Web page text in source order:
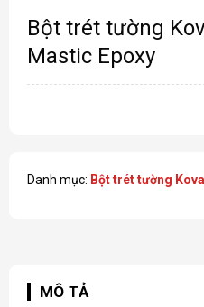
Bột trét tường
Mastic Epoxy
Danh mục: Bột trét tường Kova
MÔ TẢ